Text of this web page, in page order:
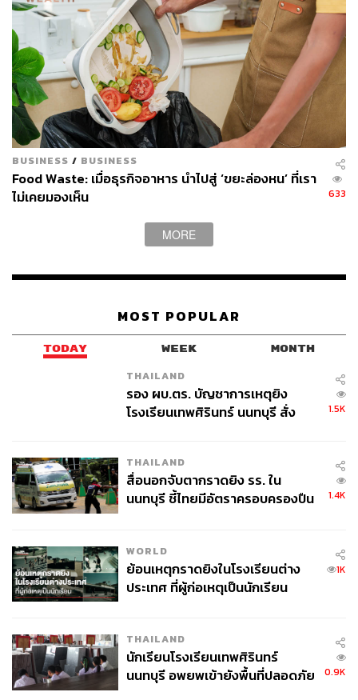
Foei Patara ในสถานที่ที่บาลานซ์ทั้งกิจกรรมและความ
ชิล’
อย่างที่เฟยบอกว่าชอบร้านก๋วยเตี๋ยวแถวบ้านที่สุด ร้านนั้นคือ
ร้านก๋วยเตี๋ยวเรือตะกร้อทอง สำหรับคนอื่นก๋วยเตี๋ยวเรืออาจ
ต้องไปที่อนุสาวรีย์ชัยสมรภูมิ แต่สำหรับเฟยต้องไปที่ก๋วยเตี๋ยว
ก๋วยเตี๋ยวใกล้บ้าน มีความขลัง และด้วยน้ำซุปที่ข้นคลั่ก กิน
แล้วเฟยถึงกับเหงื่อออก
เราเลยถามเฟยว่าแล้วก๋วยเตี๋ยวในแบบของเฟยต้องสั่งแบบ
เขาจะมีเป็นชามเล็กและชามใหญ่ เราเลยถามเฟยว่ากินแบบ
ไหน เฟยก็บอกกับเราว่า “ชามเล็กสิ ชามเล็กมันได้ฟีล เหมือน
TV Championเราเหมือนรู้สึกว่าเราชนะอะไรสักอย่างหนึ่ง
หลังจากที่ได้ลองชิมแล้ว อีกหนึ่งอย่างที่ไม่ควรพลาดคือขนม
ถ้วย ตัดรสเผ็ดได้ดีมาก
อ่านบทความฉบับเต็มต่อได้ที่:
BUSINESS / BUSINESS
Food Waste: เมื่อธุรกิจอาหาร นำไปสู่ ‘ขยะล่องหน’ ที่เรา
ไม่เคยมองเห็น
633
MORE
MOST POPULAR
TODAY WEEK MONTH
THAILAND
รอง ผบ.ตร. บัญชาการเหตุยิง
โรงเรียนเทพศิรินทร์ นนทบุรี สั่ง
1.5K
THAILAND
สื่อนอกจับตากราดยิง รร. ใน
นนทบุรี ชี้ไทยมีอัตราครอบครองปืน
1.4K
WORLD
ย้อนเหตุกราดยิงในโรงเรียนต่าง
ประเทศ ที่ผู้ก่อเหตุเป็นนักเรียน
1K
THAILAND
นักเรียนโรงเรียนเทพศิรินทร์
นนทบุรี อพยพเข้ายังพื้นที่ปลอดภัย
0.9K